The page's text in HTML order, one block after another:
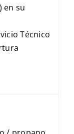
en su
Técnico